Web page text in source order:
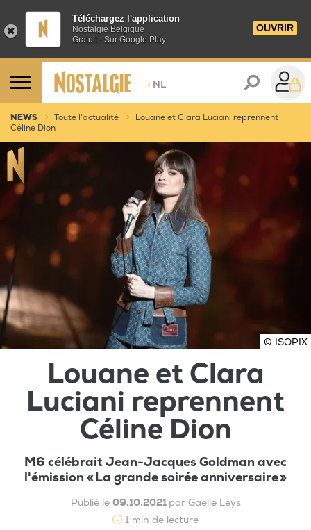
Téléchargez l'application
Nostalgie Belgique
Gratuit - Sur Google Play
OUVRIR
> NL
NEWS Toute l'actualité
Louane et Clara Luciani reprennent
Céline Dion
© ISOPIX
Louane et Clara
Luciani reprennent
Céline Dion
M6 célébrait Jean-Jacques Goldman avec
l'émission « La grande soirée anniversaire »
Publié le 09.10.2021 par Gaëlle Leys
1 min de lecture